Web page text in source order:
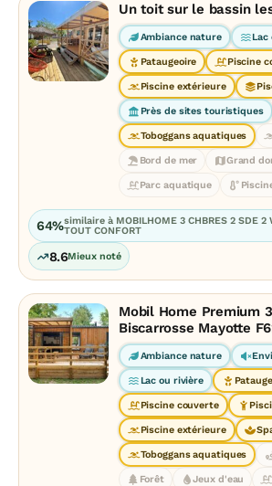
Un toit sur le bassin
Ambiance nature Lac
Pataugeoire Piscine
Piscine extérieure
Près de sites touristiques
Toboggans aquatiques
Bord de mer Grand
Parc aquatique
64%similaire à MOBILHOME 3 CHBRES 2 SDE 2
TOUT CONFORT
8.6Mieux noté
Mobil Home Premium
Biscarrosse Mayotte
Ambiance nature
Lac ou rivière
Piscine couverte
Piscine extérieure
Toboggans aquatiques
Forêt Jeux d'eau